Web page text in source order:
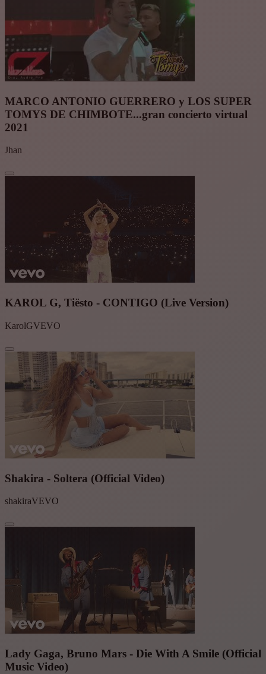
MARCO ANTONIO GUERRERO y LOS SUPER
TOMYS DE CHIMBOTE...gran concierto virtual
2021
Jhan
KAROL G, Tiësto - CONTIGO (Live Version)
KarolGVEVO
Shakira - Soltera (Official Video)
shakiraVEVO
Lady Gaga, Bruno Mars - Die With A Smile (Official
Music Video)